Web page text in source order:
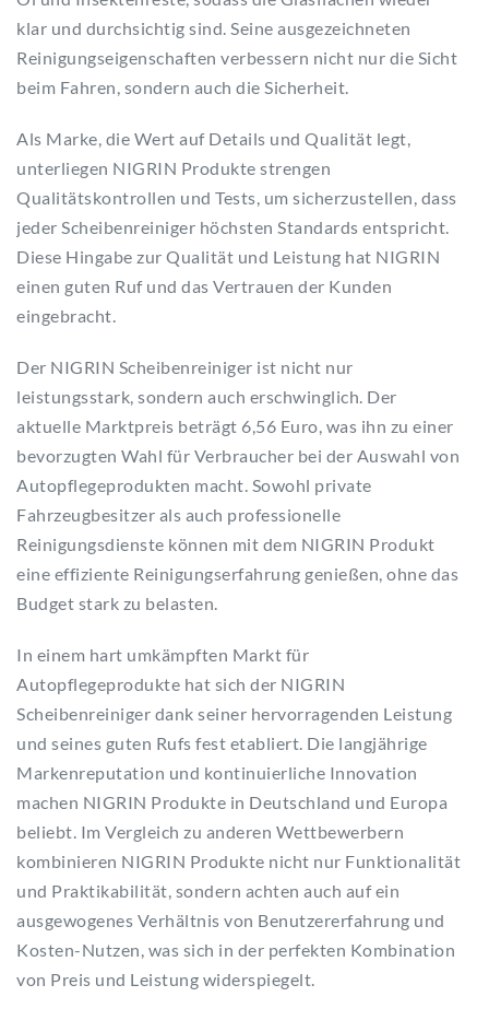
klar und durchsichtig sind. Seine ausgezeichneten
Reinigungseigenschaften verbessern nicht nur die Sicht
beim Fahren, sondern auch die Sicherheit.
Als Marke, die Wert auf Details und Qualität legt,
unterliegen NIGRIN Produkte strengen
Qualitätskontrollen und Tests, um sicherzustellen, dass
jeder Scheibenreiniger höchsten Standards entspricht.
Diese Hingabe zur Qualität und Leistung hat NIGRIN
einen guten Ruf und das Vertrauen der Kunden
eingebracht.
Der NIGRIN Scheibenreiniger ist nicht nur
leistungsstark, sondern auch erschwinglich. Der
aktuelle Marktpreis beträgt 6,56 Euro, was ihn zu einer
bevorzugten Wahl für Verbraucher bei der Auswahl von
Autopflegeprodukten macht. Sowohl private
Fahrzeugbesitzer als auch professionelle
Reinigungsdienste können mit dem NIGRIN Produkt
eine effiziente Reinigungserfahrung genießen, ohne das
Budget stark zu belasten.
In einem hart umkämpften Markt für
Autopflegeprodukte hat sich der NIGRIN
Scheibenreiniger dank seiner hervorragenden Leistung
und seines guten Rufs fest etabliert. Die langjährige
Markenreputation und kontinuierliche Innovation
machen NIGRIN Produkte in Deutschland und Europa
beliebt. Im Vergleich zu anderen Wettbewerbern
kombinieren NIGRIN Produkte nicht nur Funktionalität
und Praktikabilität, sondern achten auch auf ein
ausgewogenes Verhältnis von Benutzererfahrung und
Kosten-Nutzen, was sich in der perfekten Kombination
von Preis und Leistung widerspiegelt.